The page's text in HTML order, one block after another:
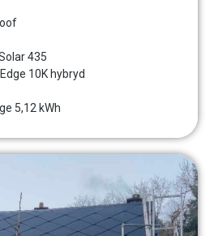
435
10K hybryd
5,12 kWh